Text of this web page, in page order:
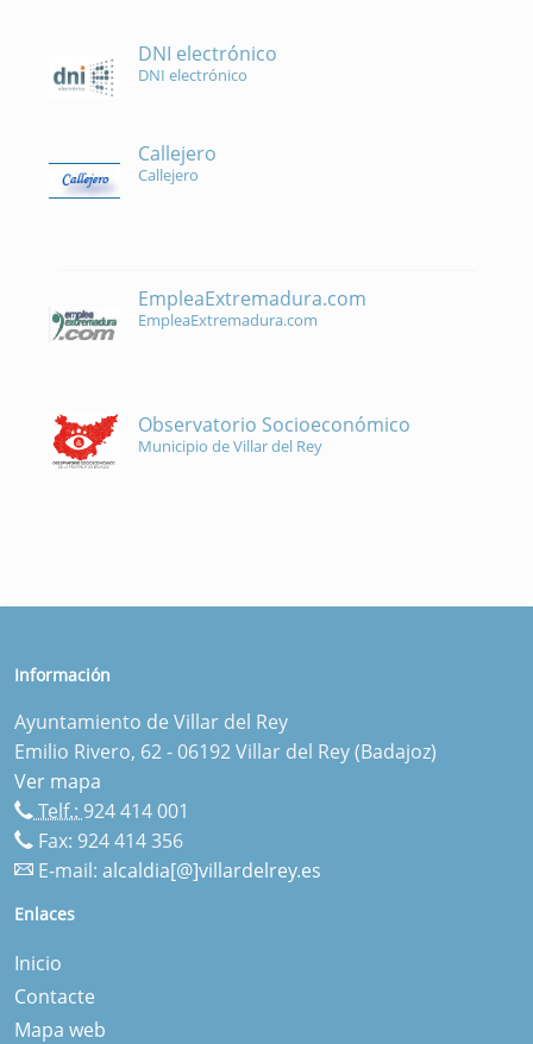
DNI electrónico
DNI electrónico
Callejero
Callejero
EmpleaExtremadura.com
EmpleaExtremadura.com
Observatorio Socioeconómico
Municipio de Villar del Rey
Información
Ayuntamiento de Villar del Rey
Emilio Rivero, 62 - 06192 Villar del Rey (Badajoz)
Ver mapa
Telf.: 924 414 001
Fax: 924 414 356
E-mail: alcaldia[@]villardelrey.es
Enlaces
Inicio
Contacte
Mapa web